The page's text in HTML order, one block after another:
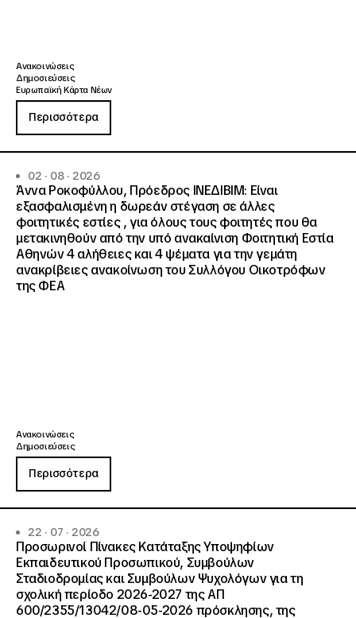
Ανακοινώσεις
Δημοσιεύσεις
Ευρωπαϊκή Κάρτα Νέων
Περισσότερα
02 · 08 · 2026
Άννα Ροκοφύλλου, Πρόεδρος ΙΝΕΔΙΒΙΜ: Είναι
εξασφαλισμένη η δωρεάν στέγαση σε άλλες
φοιτητικές εστίες , για όλους τους φοιτητές που θα
μετακινηθούν από την υπό ανακαίνιση Φοιτητική Εστία
Αθηνών 4 αλήθειες και 4 ψέματα για την γεμάτη
ανακρίβειες ανακοίνωση του Συλλόγου Οικοτρόφων
της ΦΕΑ
Ανακοινώσεις
Δημοσιεύσεις
Περισσότερα
22 · 07 · 2026
Προσωρινοί Πίνακες Κατάταξης Υποψηφίων
Εκπαιδευτικού Προσωπικού, Συμβούλων
Σταδιοδρομίας και Συμβούλων Ψυχολόγων για τη
σχολική περίοδο 2026-2027 της ΑΠ
600/2355/13042/08-05-2026 πρόσκλησης, της